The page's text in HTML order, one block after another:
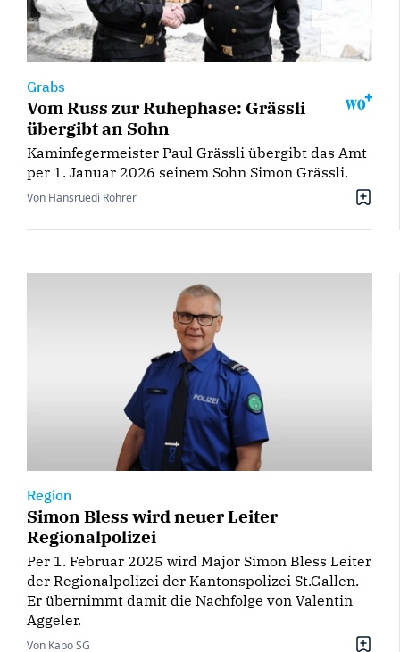
Grabs
Vom Russ zur Ruhephase: Grässli
übergibt an Sohn
Kaminfegermeister Paul Grässli übergibt das Amt
per 1. Januar 2026 seinem Sohn Simon Grässli.
Von Hansruedi Rohrer
Region
Simon Bless wird neuer Leiter
Regionalpolizei
Per 1. Februar 2025 wird Major Simon Bless Leiter
der Regionalpolizei der Kantonspolizei St.Gallen.
Er übernimmt damit die Nachfolge von Valentin
Aggeler.
Von Kapo SG